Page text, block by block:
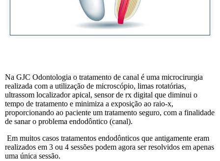
Na GJC Odontologia o tratamento de canal é uma microcirurgia
realizada com a utilização de microscópio, limas rotatórias,
ultrassom localizador apical, sensor de rx digital que diminui o
tempo de tratamento e minimiza a exposição ao raio-x,
proporcionando ao paciente um tratamento seguro, com a finalidade
de sanar o problema endodôntico (canal).
Em muitos casos tratamentos endodônticos que antigamente eram
realizados em 3 ou 4 sessões podem agora ser resolvidos em apenas
uma única sessão.